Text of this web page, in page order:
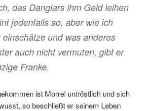
das Danglars ihm Geld leihen
jedenfalls so, aber wie ich
und was anderes
auch nicht vermuten, gibt er
Franke.
ist Morrel untröstlich und sich
so beschließt er seinem Leben